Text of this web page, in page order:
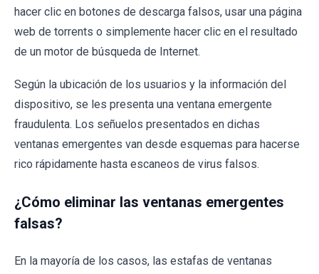
hacer clic en botones de descarga falsos, usar una página
web de torrents o simplemente hacer clic en el resultado
de un motor de búsqueda de Internet.
Según la ubicación de los usuarios y la información del
dispositivo, se les presenta una ventana emergente
fraudulenta. Los señuelos presentados en dichas
ventanas emergentes van desde esquemas para hacerse
rico rápidamente hasta escaneos de virus falsos.
¿Cómo eliminar las ventanas emergentes
falsas?
En la mayoría de los casos, las estafas de ventanas